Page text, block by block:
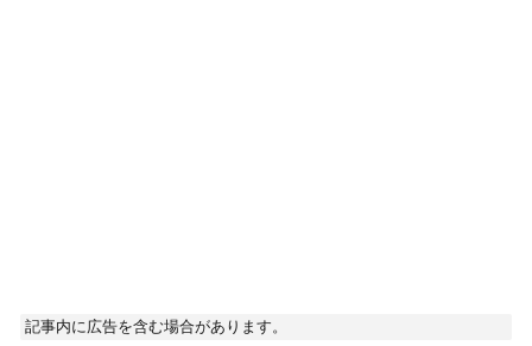
記事内に広告を含む場合があります。